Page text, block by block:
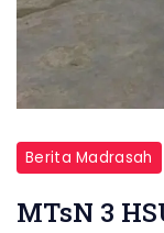
Berita Madrasah
MTsN 3